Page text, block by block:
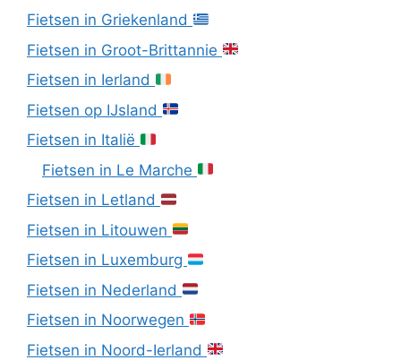
Fietsen in Griekenland
Fietsen in Groot-Brittannie
Fietsen in Ierland
Fietsen op IJsland
Fietsen in Italië
Fietsen in Le Marche
Fietsen in Letland
Fietsen in Litouwen
Fietsen in Luxemburg
Fietsen in Nederland
Fietsen in Noorwegen
Fietsen in Noord-Ierland